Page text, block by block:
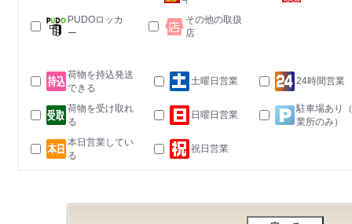
PUDOロッカ
ー
その他の取扱
店
荷物を持込発送
できる
土曜日営業 24時間営業
荷物を受け取れ
る
日曜日営業
駐車場あり
業所のみ）
本日営業してい
る
祝日営業